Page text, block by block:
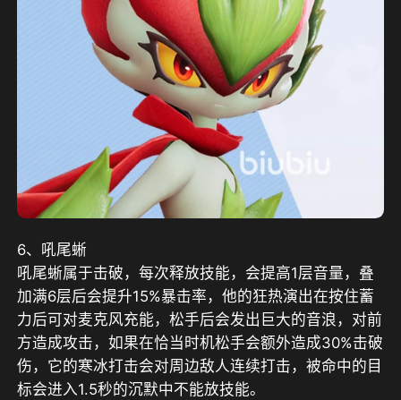
6、吼尾蜥
吼尾蜥属于击破，每次释放技能，会提高1层音量，叠
加满6层后会提升15%暴击率，他的狂热演出在按住蓄
力后可对麦克风充能，松手后会发出巨大的音浪，对前
方造成攻击，如果在恰当时机松手会额外造成30%击破
伤，它的寒冰打击会对周边敌人连续打击，被命中的目
标会进入1.5秒的沉默中不能放技能。